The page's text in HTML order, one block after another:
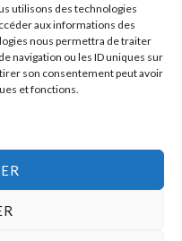
utilisons des technologies
aux informations des
nous permettra de traiter
navigation ou les ID uniques sur
son consentement peut avoir
et fonctions.